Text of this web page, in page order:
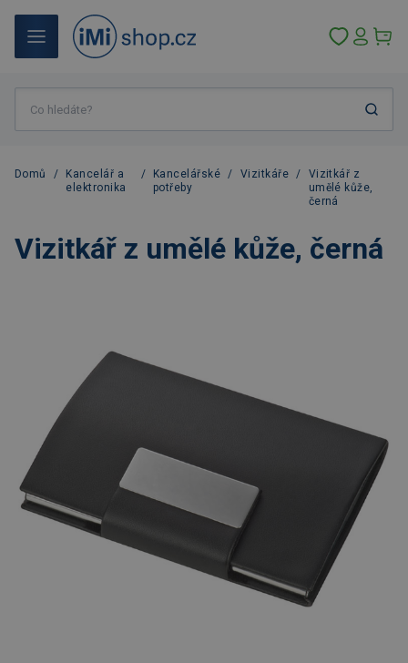
Domů /
Kancelář a
elektronika
/
Kancelářské
potřeby
/ Vizitkáře /
Vizitkář z
umělé kůže,
černá
Vizitkář z umělé kůže, černá